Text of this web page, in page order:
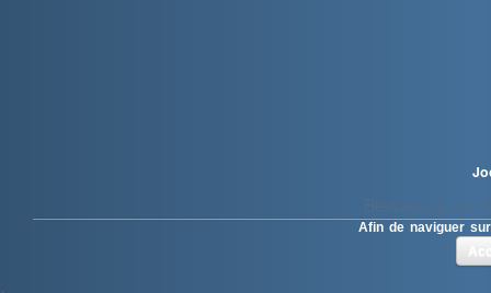
Afin de naviguer